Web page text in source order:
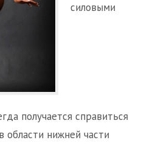
силовыми
получается справиться
нижней части